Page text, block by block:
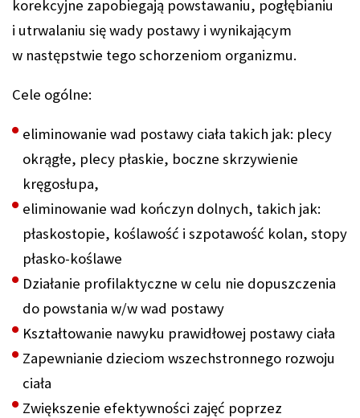
korekcyjne zapobiegają powstawaniu, pogłębianiu
i utrwalaniu się wady postawy i wynikającym
w następstwie tego schorzeniom organizmu.
Cele ogólne:
eliminowanie wad postawy ciała takich jak: plecy
okrągłe, plecy płaskie, boczne skrzywienie
kręgosłupa,
eliminowanie wad kończyn dolnych, takich jak:
płaskostopie, koślawość i szpotawość kolan, stopy
płasko-koślawe
Działanie profilaktyczne w celu nie dopuszczenia
do powstania w/w wad postawy
Kształtowanie nawyku prawidłowej postawy ciała
Zapewnianie dzieciom wszechstronnego rozwoju
ciała
Zwiększenie efektywności zajęć poprzez